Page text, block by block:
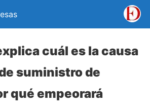
cuál es la causa
suministro de
qué empeorará